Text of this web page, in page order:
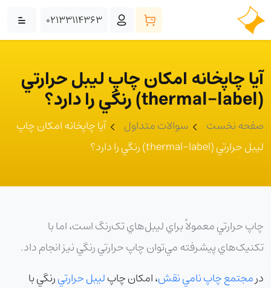
02133114363
آيا چاپخانه امکان چاپ ليبل حرارتي
(thermal-label) رنگي را دارد؟
صفحه نخست سوالات متداول
آيا چاپخانه امکان چاپ
ليبل حرارتي (thermal-label) رنگي را دارد؟
چاپ حرارتي معمولاً براي ليبل‌هاي تک‌رنگ است، اما با
تکنيک‌هاي پيشرفته مي‌توان چاپ حرارتي رنگي نيز انجام داد.
درمجتمع چاپ نامي نقش، امکان چاپليبل حرارتيرنگي با